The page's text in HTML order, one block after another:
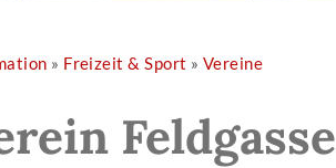
» Freizeit & Sport » Vereine
Feldgasse